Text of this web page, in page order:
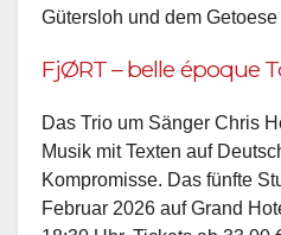
Gütersloh und dem
FjØRT – belle époque
Das Trio um Sänger Chris
Musik mit Texten auf
Kompromisse. Das fünfte
Februar 2026 auf Grand